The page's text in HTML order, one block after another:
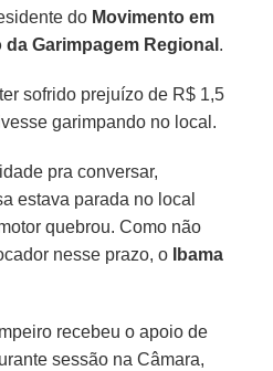
do Movimento em
Garimpagem Regional .
sofrido prejuízo de R$ 1,5
garimpando no local.
pra conversar,
estava parada no local
quebrou. Como não
nesse prazo, o
Ibama
recebeu o apoio de
sessão na Câmara,